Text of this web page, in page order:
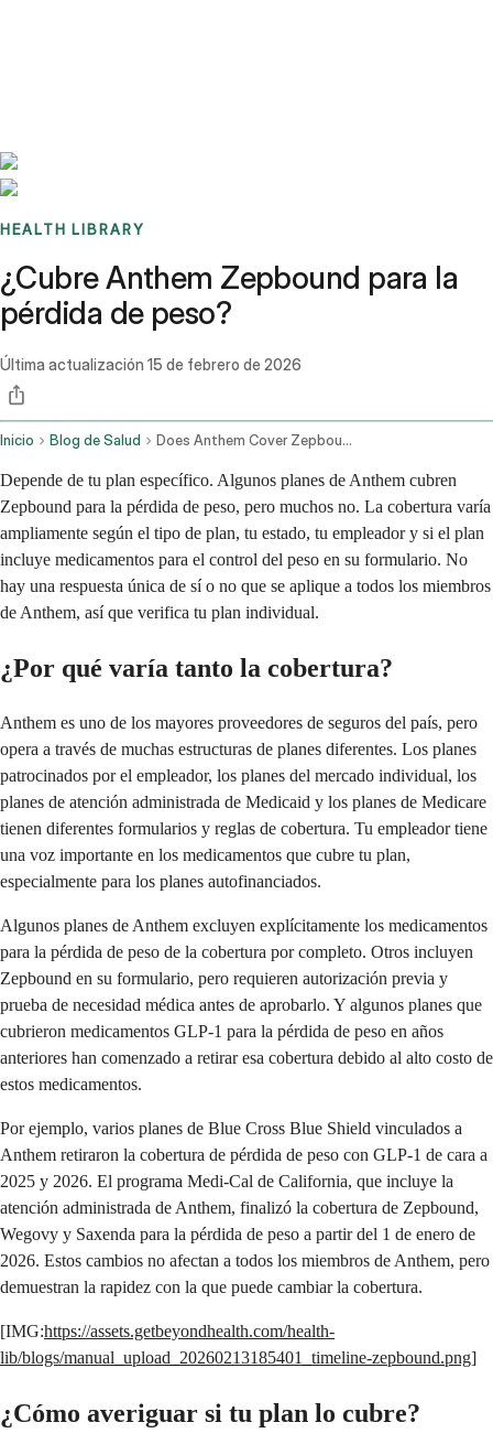
HEALTH LIBRARY
¿Cubre Anthem Zepbound para la
pérdida de peso?
Última actualización 15 de febrero de 2026
Inicio Blog de Salud Does Anthem Cover Zepbound For Weight Loss
Depende de tu plan específico. Algunos planes de Anthem cubren
Zepbound para la pérdida de peso, pero muchos no. La cobertura varía
ampliamente según el tipo de plan, tu estado, tu empleador y si el plan
incluye medicamentos para el control del peso en su formulario. No
hay una respuesta única de sí o no que se aplique a todos los miembros
de Anthem, así que verifica tu plan individual.
¿Por qué varía tanto la cobertura?
Anthem es uno de los mayores proveedores de seguros del país, pero
opera a través de muchas estructuras de planes diferentes. Los planes
patrocinados por el empleador, los planes del mercado individual, los
planes de atención administrada de Medicaid y los planes de Medicare
tienen diferentes formularios y reglas de cobertura. Tu empleador tiene
una voz importante en los medicamentos que cubre tu plan,
especialmente para los planes autofinanciados.
Algunos planes de Anthem excluyen explícitamente los medicamentos
para la pérdida de peso de la cobertura por completo. Otros incluyen
Zepbound en su formulario, pero requieren autorización previa y
prueba de necesidad médica antes de aprobarlo. Y algunos planes que
cubrieron medicamentos GLP-1 para la pérdida de peso en años
anteriores han comenzado a retirar esa cobertura debido al alto costo de
estos medicamentos.
Por ejemplo, varios planes de Blue Cross Blue Shield vinculados a
Anthem retiraron la cobertura de pérdida de peso con GLP-1 de cara a
2025 y 2026. El programa Medi-Cal de California, que incluye la
atención administrada de Anthem, finalizó la cobertura de Zepbound,
Wegovy y Saxenda para la pérdida de peso a partir del 1 de enero de
2026. Estos cambios no afectan a todos los miembros de Anthem, pero
demuestran la rapidez con la que puede cambiar la cobertura.
[IMG:https://assets.getbeyondhealth.com/health-
lib/blogs/manual_upload_20260213185401_timeline-zepbound.png]
¿Cómo averiguar si tu plan lo cubre?